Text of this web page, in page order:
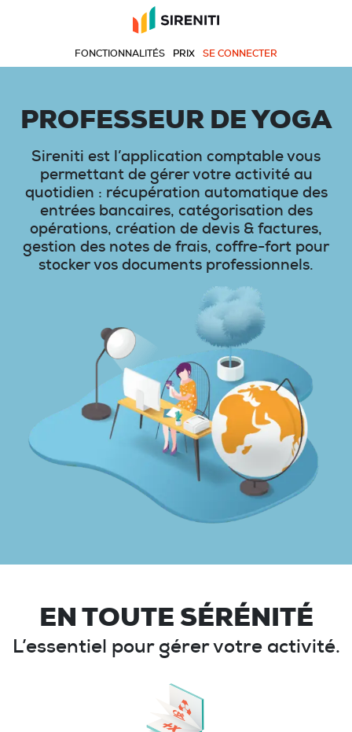
FONCTIONNALITÉS PRIX SE CONNECTER
PROFESSEUR DE YOGA
Sireniti est l’application comptable vous
permettant de gérer votre activité au
quotidien : récupération automatique des
entrées bancaires, catégorisation des
opérations, création de devis & factures,
gestion des notes de frais, coffre-fort pour
stocker vos documents professionnels.
EN TOUTE SÉRÉNITÉ
L’essentiel pour gérer votre activité.